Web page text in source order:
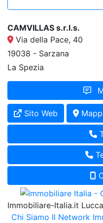
CAMVILLAS s.r.l.s.
Via della Pace, 40
19038 - Sarzana
La Spezia
Sito Web
Immobiliare-Italia.it Lucca
Chi Siamo Il Network